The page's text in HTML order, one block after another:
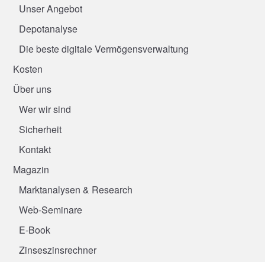
Unser Angebot
Depotanalyse
Die beste digitale Vermögensverwaltung
Kosten
Über uns
Wer wir sind
Sicherheit
Kontakt
Magazin
Marktanalysen & Research
Web-Seminare
E-Book
Zinseszinsrechner